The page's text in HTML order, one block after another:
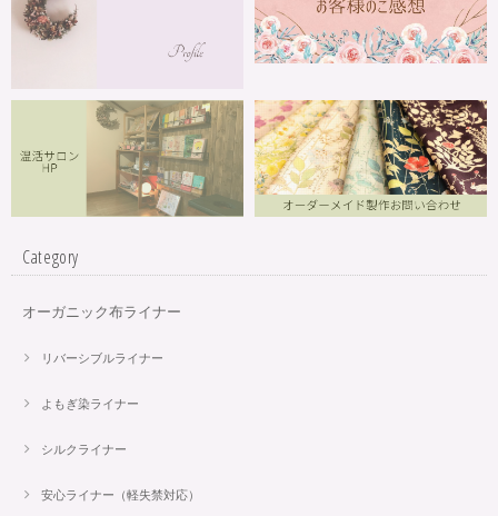
Category
オーガニック布ライナー
リバーシブルライナー
よもぎ染ライナー
シルクライナー
安心ライナー（軽失禁対応）